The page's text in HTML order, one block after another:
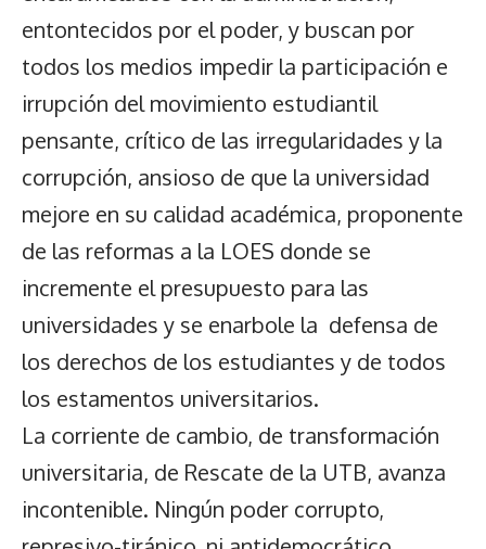
entontecidos por el poder, y buscan por
todos los medios impedir la participación e
irrupción del movimiento estudiantil
pensante, crítico de las irregularidades y la
corrupción, ansioso de que la universidad
mejore en su calidad académica, proponente
de las reformas a la LOES donde se
incremente el presupuesto para las
universidades y se enarbole la defensa de
los derechos de los estudiantes y de todos
los estamentos universitarios.
La corriente de cambio, de transformación
universitaria, de Rescate de la UTB, avanza
incontenible. Ningún poder corrupto,